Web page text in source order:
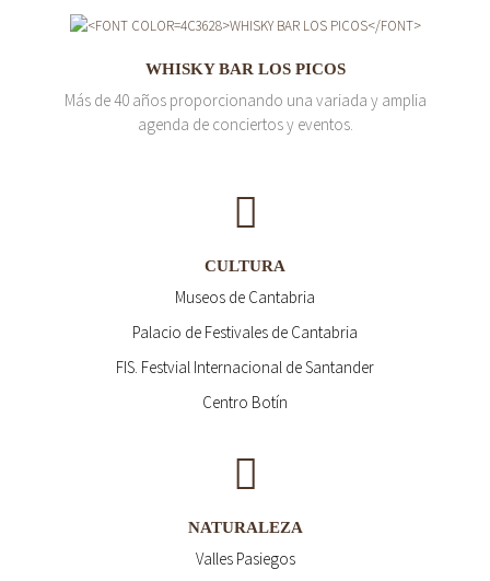
WHISKY BAR LOS PICOS
Más de 40 años proporcionando una variada y amplia
agenda de conciertos y eventos.
CULTURA
Museos de Cantabria
Palacio de Festivales de Cantabria
FIS. Festvial Internacional de Santander
Centro Botín
NATURALEZA
Valles Pasiegos